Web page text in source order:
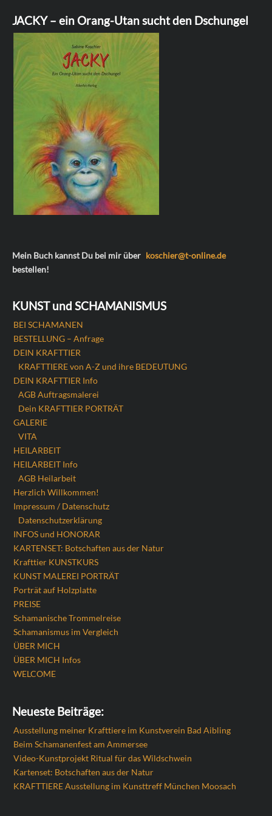
JACKY – ein Orang-Utan sucht den Dschungel
Mein Buch kannst Du bei mir über koschier@t-online.de
bestellen!
KUNST und SCHAMANISMUS
BEI SCHAMANEN
BESTELLUNG – Anfrage
DEIN KRAFTTIER
KRAFTTIERE von A-Z und ihre BEDEUTUNG
DEIN KRAFTTIER Info
AGB Auftragsmalerei
Dein KRAFTTIER PORTRÄT
GALERIE
VITA
HEILARBEIT
HEILARBEIT Info
AGB Heilarbeit
Herzlich Willkommen!
Impressum / Datenschutz
Datenschutzerklärung
INFOS und HONORAR
KARTENSET: Botschaften aus der Natur
Krafttier KUNSTKURS
KUNST MALEREI PORTRÄT
Porträt auf Holzplatte
PREISE
Schamanische Trommelreise
Schamanismus im Vergleich
ÜBER MICH
ÜBER MICH Infos
WELCOME
Neueste Beiträge:
Ausstellung meiner Krafttiere im Kunstverein Bad Aibling
Beim Schamanenfest am Ammersee
Video-Kunstprojekt Ritual für das Wildschwein
Kartenset: Botschaften aus der Natur
KRAFTTIERE Ausstellung im Kunsttreff München Moosach